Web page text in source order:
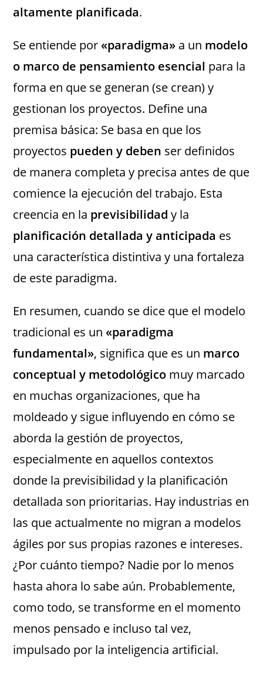
altamente planificada.
Se entiende por«paradigma» a un modelo
o marco de pensamiento esencial para la
forma en que se generan (se crean) y
gestionan los proyectos. Define una
premisa básica: Se basa en que los
proyectos pueden y deben ser definidos
de manera completa y precisa antes de que
comience la ejecución del trabajo. Esta
creencia en la previsibilidad y la
planificación detallada y anticipada es
una característica distintiva y una fortaleza
de este paradigma.
En resumen, cuando se dice que el modelo
tradicional es un«paradigma
fundamental», significa que es un marco
conceptual y metodológico muy marcado
en muchas organizaciones, que ha
moldeado y sigue influyendo en cómo se
aborda la gestión de proyectos,
especialmente en aquellos contextos
donde la previsibilidad y la planificación
detallada son prioritarias. Hay industrias en
las que actualmente no migran a modelos
ágiles por sus propias razones e intereses.
¿Por cuánto tiempo? Nadie por lo menos
hasta ahora lo sabe aún. Probablemente,
como todo, se transforme en el momento
menos pensado e incluso tal vez,
impulsado por la inteligencia artificial.